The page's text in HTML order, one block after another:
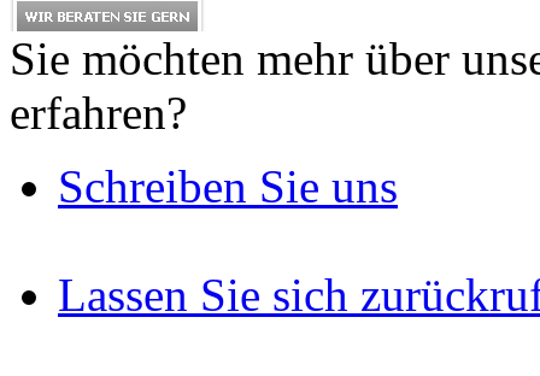
Sie möchten mehr über
erfahren?
Schreiben Sie uns
Lassen Sie sich